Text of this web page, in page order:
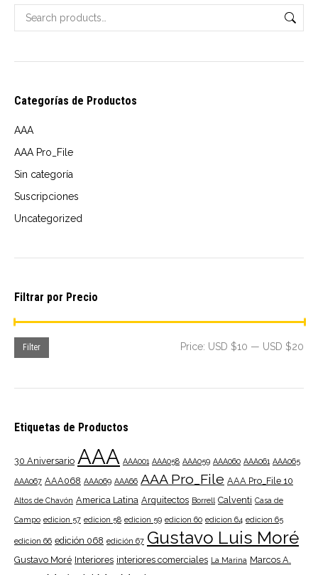
chosen
on
Categorías de Productos
AAA
AAA Pro_File
Sin categoría
Suscripciones
Uncategorized
Filtrar por Precio
Filter Price: USD $10 — USD $20
Etiquetas de Productos
30 Aniversario AAA AAA001 AAA058 AAA059 AAA060 AAA061 AAA065
AAA067 AAA068 AAA069 AAA66 AAA Pro_File AAA Pro_File 10
Altos de Chavón America Latina Arquitectos Borrell Calventi Casa de
Campo edicion 57 edicion 58 edicion 59 edicion 60 edicion 64 edicion 65
edicion 66 edición 068 edición 67 Gustavo Luis Moré
Gustavo Moré Interiores interiores comerciales La Marina Marcos A.